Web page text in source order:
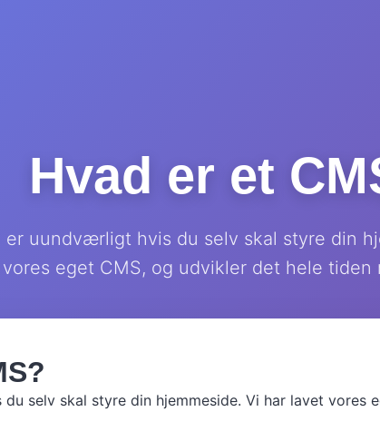
Hvad er et
er uundværligt hvis du selv skal styre din
eget CMS, og udvikler det hele tiden
selv skal styre din hjemmeside. Vi har lavet vores